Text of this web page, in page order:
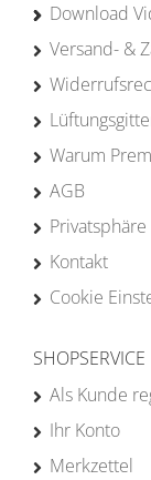
Download
Versand- &
Warum
AGB
Kontakt
Cookie
SHOPSERVICE
Als Kunde
Ihr Konto
Merkzettel